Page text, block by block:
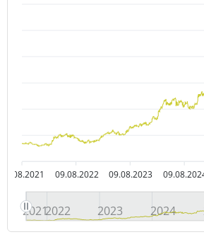
09.08.2021 09.08.2022 09.08.2023
20212022 2023 2024